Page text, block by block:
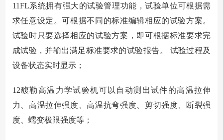
11FL系统拥有强大的试验管理功能，试验单位可根据需
求任意设定。可根据不同的标准编辑相应的试验方案。
试验时只要选择相应的试验方案，即可根据标准要求完
成试验，并输出满足标准要求的试验报告。 试验过程及
设备状态实时显示；
12馥勒高温力学试验机可以自动测出试件的高温拉伸
力、高温拉伸强度、高温抗弯强度、剪切强度、断裂强
度、蠕变极限强度等；